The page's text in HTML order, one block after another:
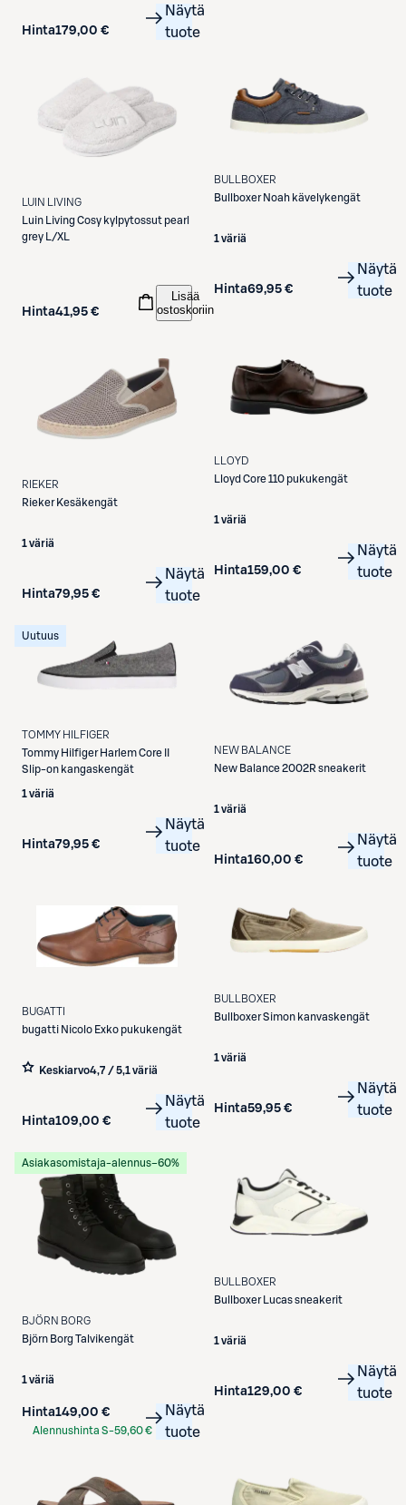
Hinta179,00 €
Näytä
tuote
LUIN LIVING
Luin Living Cosy kylpytossut pearl
grey L/XL
Hinta41,95 €
Lisää
ostoskoriin
BULLBOXER
Bullboxer Noah kävelykengät
1 väriä
Hinta69,95 €
Näytä
tuote
RIEKER
Rieker Kesäkengät
1 väriä
Hinta79,95 €
Näytä
tuote
LLOYD
Lloyd Core 110 pukukengät
1 väriä
Hinta159,00 €
Näytä
tuote
Uutuus
TOMMY HILFIGER
Tommy Hilfiger Harlem Core II
Slip-on kangaskengät
1 väriä
Hinta79,95 €
Näytä
tuote
NEW BALANCE
New Balance2002R sneakerit
1 väriä
Hinta160,00 €
Näytä
tuote
BUGATTI
bugatti Nicolo Exko pukukengät
Keskiarvo4,7 / 5,1 väriä
Hinta109,00 €
Näytä
tuote
BULLBOXER
BullboxerSimon kanvaskengät
1 väriä
Hinta59,95 €
Näytä
tuote
Asiakasomistaja-alennus−60%
BJÖRN BORG
Björn Borg Talvikengät
1 väriä
Hinta149,00 €
Alennushinta S-59,60 €
Näytä
tuote
BULLBOXER
Bullboxer
Lucas sneakerit
1 väriä
Hinta129,00 €
Näytä
tuote